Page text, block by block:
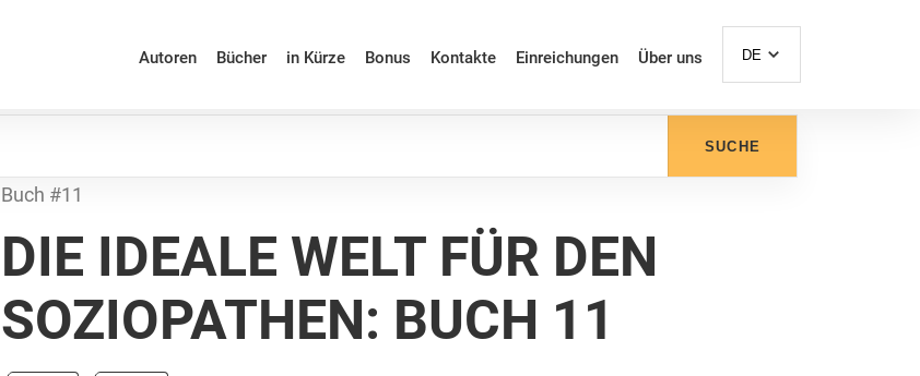
Autoren Bücher in Kürze Bonus Kontakte Einreichungen Über uns DE
SUCHE
Buch #11
DIE IDEALE WELT FÜR DEN
SOZIOPATHEN: BUCH 11